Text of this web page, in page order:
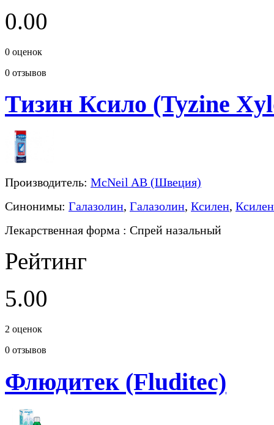
0.00
0 оценок
0 отзывов
Тизин Ксило (Tyzine
Производитель: McNeil AB (Швеция)
Синонимы: Галазолин, Галазолин, Ксилен, Ксилен
Лекарственная форма : Спрей назальный
Рейтинг
5.00
2 оценок
0 отзывов
Флюдитек (Fluditec)